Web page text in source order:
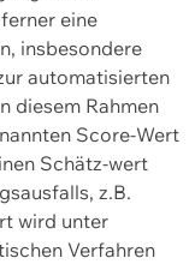
eine
insbesondere
automatisierten
diesem Rahmen
Score-Wert
Schätz-wert
z.B.
wird unter
Verfahren